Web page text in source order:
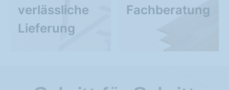
verlässliche
Lieferung
Fachberatung